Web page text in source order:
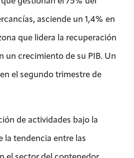
asciende un 1,4% en
que lidera la recuperación
un crecimiento de su PIB. Un
el segundo trimestre de
de actividades bajo la
la tendencia entre las